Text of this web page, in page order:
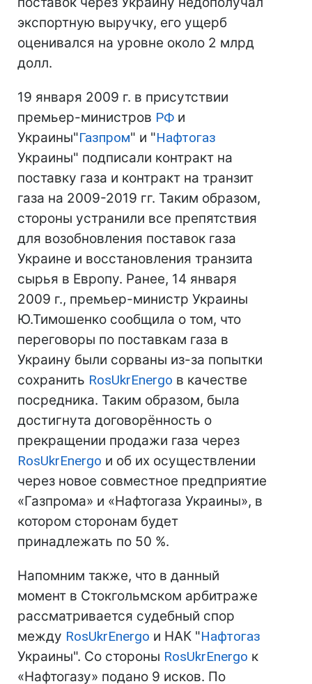
экспортную выручку, его ущерб
оценивался на уровне около 2 млрд
долл.
19 января 2009 г. в присутствии
премьер-министров РФ и
Украины"Газпром" и "Нафтогаз
Украины" подписали контракт на
поставку газа и контракт на транзит
газа на 2009-2019 гг. Таким образом,
стороны устранили все препятствия
для возобновления поставок газа
Украине и восстановления транзита
сырья в Европу. Ранее, 14 января
2009 г., премьер-министр Украины
Ю.Тимошенко сообщила о том, что
переговоры по поставкам газа в
Украину были сорваны из-за попытки
сохранить RosUkrEnergo в качестве
посредника. Таким образом, была
достигнута договорённость о
прекращении продажи газа через
RosUkrEnergo и об их осуществлении
через новое совместное предприятие
«Газпрома» и «Нафтогаза Украины», в
котором сторонам будет
принадлежать по 50 %.
Напомним также, что в данный
момент в Стокгольмском арбитраже
рассматривается судебный спор
между RosUkrEnergo и НАК "Нафтогаз
Украины". Со стороны RosUkrEnergo к
«Нафтогазу» подано 9 исков. По